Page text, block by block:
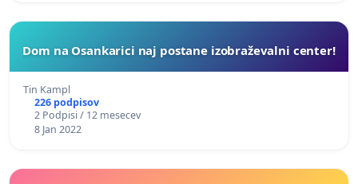
Dom na Osankarici naj postane izobraževalni center!
Tin Kampl
226 podpisov
2 Podpisi / 12 mesecev
8 Jan 2022